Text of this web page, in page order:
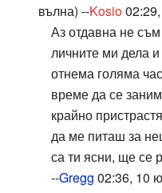
вълна) --Kosio
Аз отдавна не
личните ми дела
отнема голяма
време да се
крайно
да ме питаш за
са ти ясни, ще се
--Gregg 02:36, 10